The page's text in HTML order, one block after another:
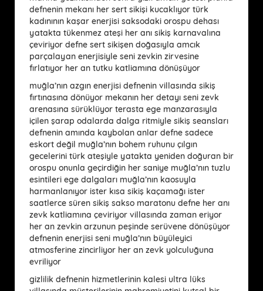
defnenin mekanı her sert sikişi kucaklıyor türk
kadınının kaşar enerjisi saksodaki orospu dehası
yatakta tükenmez ateşi her anı sikiş karnavalına
çeviriyor defne sert sikişen doğasıyla amcık
parçalayan enerjisiyle seni zevkin zirvesine
fırlatıyor her an tutku katliamına dönüşüyor
muğla’nın azgın enerjisi defnenin villasında sikiş
fırtınasına dönüyor mekanın her detayı seni zevk
arenasına sürüklüyor terasta ege manzarasıyla
içilen şarap odalarda dalga ritmiyle sikiş seansları
defnenin amında kaybolan anlar defne sadece
eskort değil muğla’nın bohem ruhunu çılgın
gecelerini türk ateşiyle yatakta yeniden doğuran bir
orospu onunla geçirdiğin her saniye muğla’nın tuzlu
esintileri ege dalgaları muğla’nın kaosuyla
harmanlanıyor ister kısa sikiş kaçamağı ister
saatlerce süren sikiş sakso maratonu defne her anı
zevk katliamına çeviriyor villasında zaman eriyor
her an zevkin arzunun peşinde serüvene dönüşüyor
defnenin enerjisi seni muğla’nın büyüleyici
atmosferine zincirliyor her an zevk yolculuğuna
evriliyor
gizlilik defnenin hizmetlerinin kalesi ultra lüks